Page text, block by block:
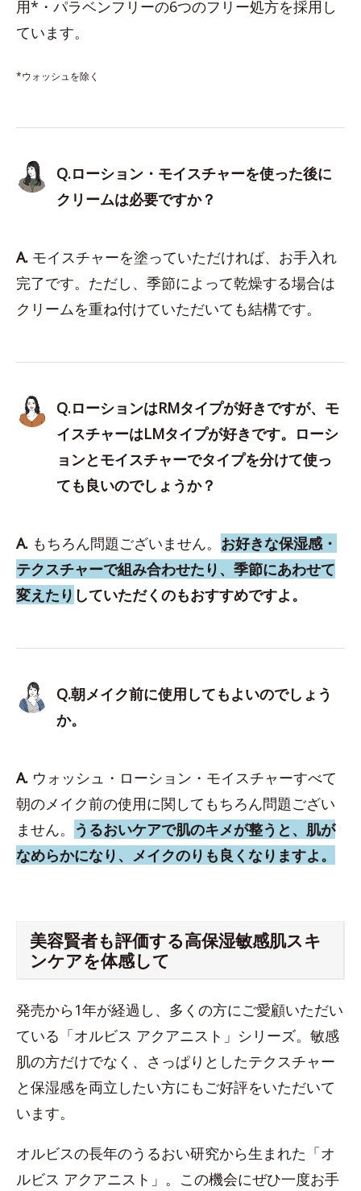
用*・パラベンフリーの6つのフリー処方を採用し
ています。
*ウォッシュを除く
Q.ローション・モイスチャーを使った後に
クリームは必要ですか？
A. モイスチャーを塗っていただければ、お手入れ
完了です。ただし、季節によって乾燥する場合は
クリームを重ね付けていただいても結構です。
Q.ローションはRMタイプが好きですが、モ
イスチャーはLMタイプが好きです。ローシ
ョンとモイスチャーでタイプを分けて使っ
ても良いのでしょうか？
A. もちろん問題ございません。 お好きな保湿感・
テクスチャーで組み合わせたり、季節にあわせて
変えたり していただくのもおすすめですよ。
Q.朝メイク前に使用してもよいのでしょう
か。
A. ウォッシュ・ローション・モイスチャーすべて
朝のメイク前の使用に関してもちろん問題ござい
ません。
うるおいケアで肌のキメが整うと、肌が
なめらかになり、メイクのりも良くなりますよ。
美容賢者も評価する高保湿敏感肌スキ
ンケアを体感して
発売から1年が経過し、多くの方にご愛顧いただい
ている「オルビス アクアニスト」シリーズ。敏感
肌の方だけでなく、さっぱりとしたテクスチャー
と保湿感を両立したい方にもご好評をいただいて
います。
オルビスの長年のうるおい研究から生まれた「オ
ルビス アクアニスト」。この機会にぜひ一度お手